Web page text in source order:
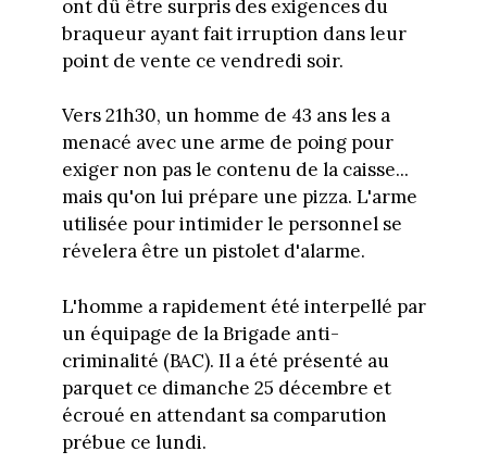
ont dû être surpris des exigences du
braqueur ayant fait irruption dans leur
point de vente ce vendredi soir.
Vers 21h30, un homme de 43 ans les a
menacé avec une arme de poing pour
exiger non pas le contenu de la caisse...
mais qu'on lui prépare une pizza. L'arme
utilisée pour intimider le personnel se
révelera être un pistolet d'alarme.
L'homme a rapidement été interpellé par
un équipage de la Brigade anti-
criminalité (BAC). Il a été présenté au
parquet ce dimanche 25 décembre et
écroué en attendant sa comparution
prébue ce lundi.